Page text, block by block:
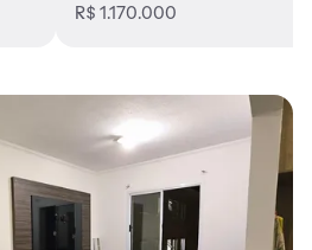
R$ 1.170.000